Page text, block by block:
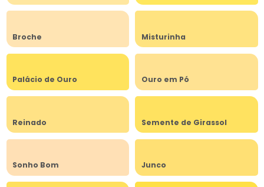
Broche Misturinha
Palácio de Ouro Ouro em Pó
Reinado Semente de Girassol
Sonho Bom Junco